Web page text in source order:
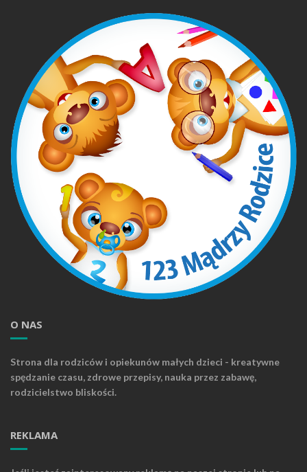
O NAS
Strona dla rodziców i opiekunów małych dzieci - kreatywne
spędzanie czasu, zdrowe przepisy, nauka przez zabawę,
rodzicielstwo bliskości.
REKLAMA